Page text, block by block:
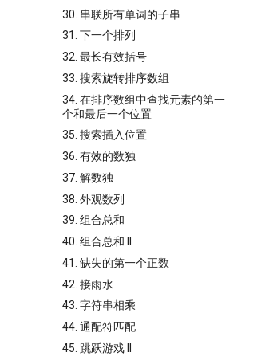
30. 串联所有单词的子串
31. 下一个排列
32. 最长有效括号
33. 搜索旋转排序数组
34. 在排序数组中查找元素的第一
个和最后一个位置
35. 搜索插入位置
36. 有效的数独
37. 解数独
38. 外观数列
39. 组合总和
40. 组合总和 II
41. 缺失的第一个正数
42. 接雨水
43. 字符串相乘
44. 通配符匹配
45. 跳跃游戏 II